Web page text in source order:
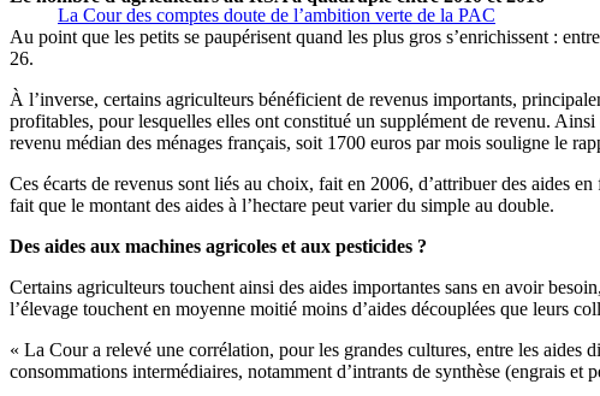
La Cour des comptes doute de l’ambition verte de la PAC
Au point que les petits se paupérisent quand les plus gros s’enrichissent :
26.
À l’inverse, certains agriculteurs bénéficient de revenus importants,
profitables, pour lesquelles elles ont constitué un supplément de revenu.
revenu médian des ménages français, soit 1700 euros par mois souligne le
Ces écarts de revenus sont liés au choix, fait en 2006, d’attribuer des aides
fait que le montant des aides à l’hectare peut varier du simple au double.
Des aides aux machines agricoles et aux pesticides ?
Certains agriculteurs touchent ainsi des aides importantes sans en avoir
l’élevage touchent en moyenne moitié moins d’aides découplées que leurs
« La Cour a relevé une corrélation, pour les grandes cultures, entre les aides
consommations intermédiaires, notamment d’intrants de synthèse (engrais